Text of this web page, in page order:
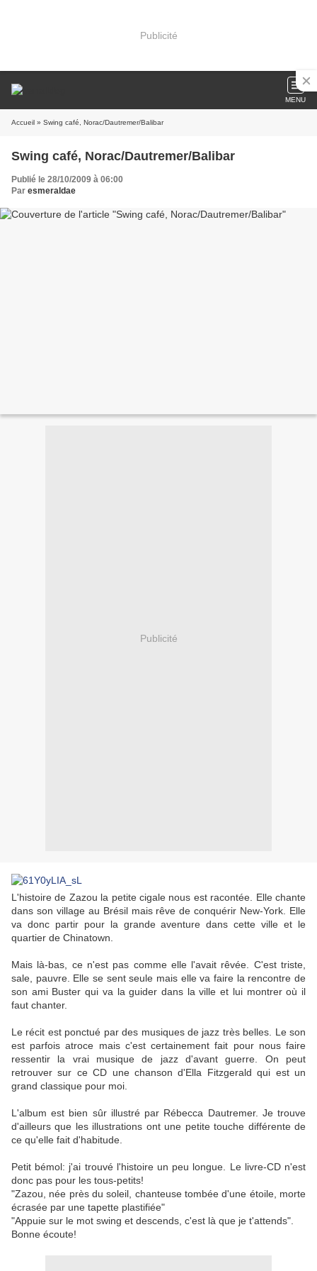
Publicité
MENU
Accueil » Swing café, Norac/Dautremer/Balibar
Swing café, Norac/Dautremer/Balibar
Publié le 28/10/2009 à 06:00
Par esmeraldae
Publicité
L'histoire de Zazou la petite cigale nous est racontée. Elle chante
dans son village au Brésil mais rêve de conquérir New-York. Elle
va donc partir pour la grande aventure dans cette ville et le
quartier de Chinatown.
Mais là-bas, ce n'est pas comme elle l'avait rêvée. C'est triste,
sale, pauvre. Elle se sent seule mais elle va faire la rencontre de
son ami Buster qui va la guider dans la ville et lui montrer où il
faut chanter.
Le récit est ponctué par des musiques de jazz très belles. Le son
est parfois atroce mais c'est certainement fait pour nous faire
ressentir la vrai musique de jazz d'avant guerre. On peut
retrouver sur ce CD une chanson d'Ella Fitzgerald qui est un
grand classique pour moi.
L'album est bien sûr illustré par Rébecca Dautremer. Je trouve
d'ailleurs que les illustrations ont une petite touche différente de
ce qu'elle fait d'habitude.
Petit bémol: j'ai trouvé l'histoire un peu longue. Le livre-CD n'est
donc pas pour les tous-petits!
"Zazou, née près du soleil, chanteuse tombée d'une étoile, morte
écrasée par une tapette plastifiée"
"Appuie sur le mot swing et descends, c'est là que je t'attends".
Bonne écoute!